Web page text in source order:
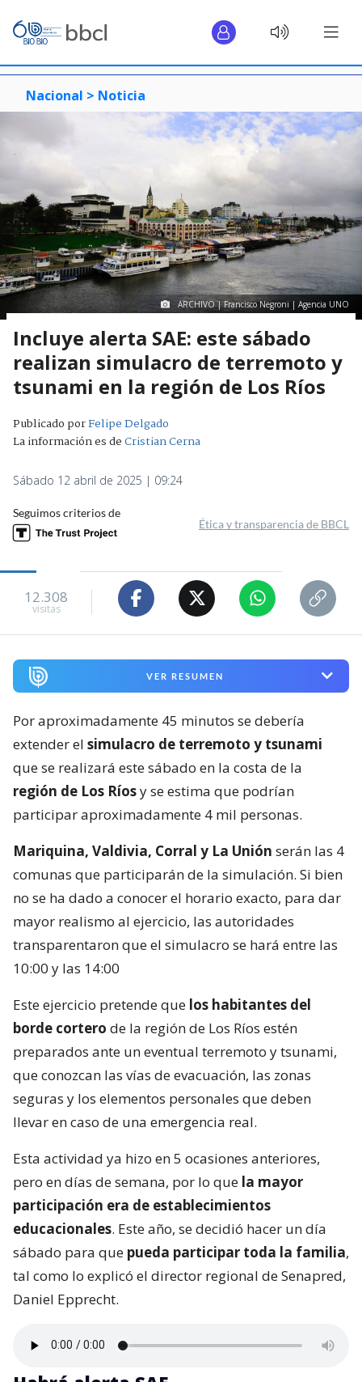
Nacional > Noticia
ARCHIVO | Francisco Negroni | Agencia UNO
Incluye alerta SAE: este sábado
realizan simulacro de terremoto y
tsunami en la región de Los Ríos
Publicado porFelipe Delgado
La información es deCristian Cerna
Sábado 12 abril de 2025 | 09:24
Seguimos criterios de
Ética y transparencia de BBCL
12.308
visitas
VER RESUMEN
Por aproximadamente 45 minutos se debería
extender el simulacro de terremoto y tsunami
que se realizará este sábado en la costa de la
región de Los Ríosy se estima que podrían
participar aproximadamente 4 mil personas.
Mariquina, Valdivia, Corral y La Unión serán las 4
comunas que participarán de la simulación. Si bien
no se ha dado a conocer el horario exacto, para dar
mayor realismo al ejercicio, las autoridades
transparentaron que el simulacro se hará entre las
10:00 y las 14:00
Este ejercicio pretende que los habitantes del
borde cortero de la región de Los Ríos estén
preparados ante un eventual terremoto y tsunami,
que conozcan las vías de evacuación, las zonas
seguras y los elementos personales que deben
llevar en caso de una emergencia real.
Esta actividad ya hizo en 5 ocasiones anteriores,
pero en días de semana, por lo que la mayor
participación era de establecimientos
educacionales. Este año, se decidió hacer un día
sábado para que pueda participar toda la familia,
tal como lo explicó el director regional de Senapred,
Daniel Epprecht.